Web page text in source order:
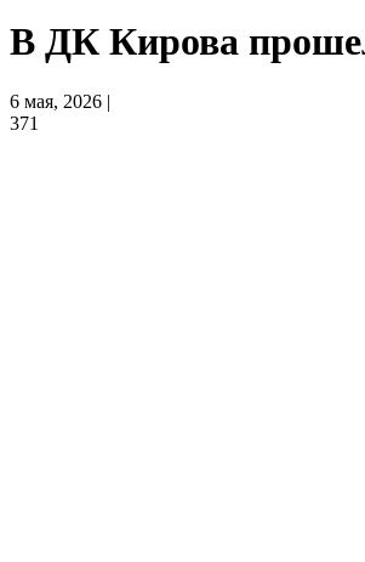
В ДК Кирова
6 мая, 2026 |
371